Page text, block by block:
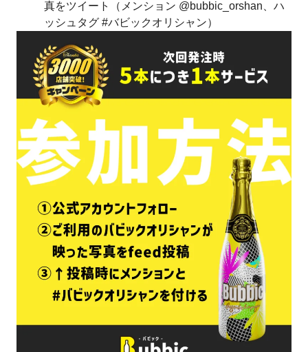
真をツイート（メンション @bubbic_orshan、ハ
ッシュタグ #バビックオリシャン）